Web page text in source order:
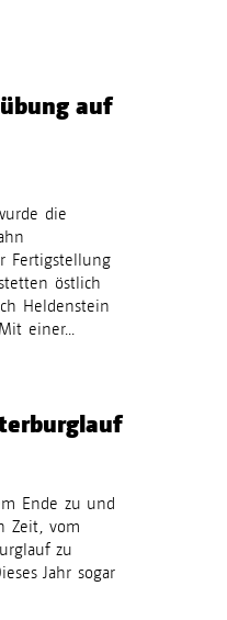
auf
die
Fertigstellung
östlich
Heldenstein
einer...
Ende zu und
Zeit, vom
zu
Jahr sogar